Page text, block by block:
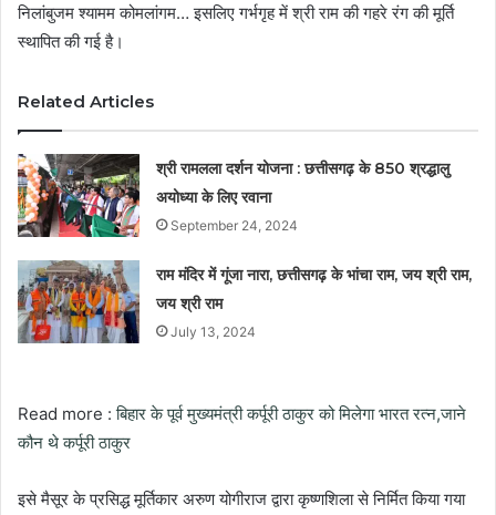
निलांबुजम श्यामम कोमलांगम… इसलिए गर्भगृह में श्री राम की गहरे रंग की मूर्ति
स्थापित की गई है।
Related Articles
श्री रामलला दर्शन योजना : छत्तीसगढ़ के 850 श्रद्धालु
अयोध्या के लिए रवाना
September 24, 2024
राम मंदिर में गूंजा नारा, छत्तीसगढ़ के भांचा राम, जय श्री राम,
जय श्री राम
July 13, 2024
Read more :बिहार के पूर्व मुख्यमंत्री कर्पूरी ठाकुर को मिलेगा भारत रत्न,जाने
कौन थे कर्पूरी ठाकुर
इसे मैसूर के प्रसिद्ध मूर्तिकार अरुण योगीराज द्वारा कृष्णशिला से निर्मित किया गया